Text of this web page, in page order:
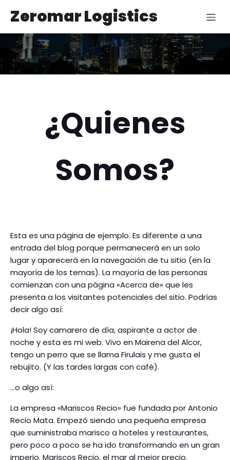
Zeromar Logistics
¿Quienes
Somos?
Esta es una página de ejemplo. Es diferente a una
entrada del blog porque permanecerá en un solo
lugar y aparecerá en la navegación de tu sitio (en la
mayoría de los temas). La mayoría de las personas
comienzan con una página «Acerca de» que les
presenta a los visitantes potenciales del sitio. Podrías
decir algo así:
¡Hola! Soy camarero de día, aspirante a actor de
noche y esta es mi web. Vivo en Mairena del Alcor,
tengo un perro que se llama Firulais y me gusta el
rebujito. (Y las tardes largas con café).
…o algo así:
La empresa «Mariscos Recio» fue fundada por Antonio
Recio Mata. Empezó siendo una pequeña empresa
que suministraba marisco a hoteles y restaurantes,
pero poco a poco se ha ido transformando en un gran
imperio. Mariscos Recio, el mar al mejor precio.